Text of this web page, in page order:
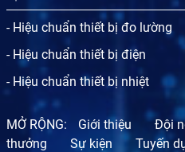
- Hiệu chuẩn thiết bị đo lường
- Hiệu chuẩn thiết bị điện
- Hiệu chuẩn thiết bị nhiệt
MỞ RỘNG: Giới thiệu Đội
thưởng
Sự kiện Tuyến